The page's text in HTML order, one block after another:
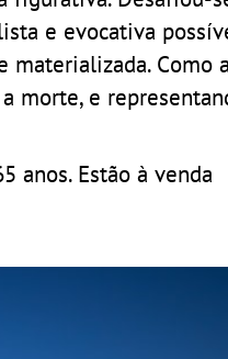
e evocativa
materializada. Como
morte, e
anos. Estão à venda